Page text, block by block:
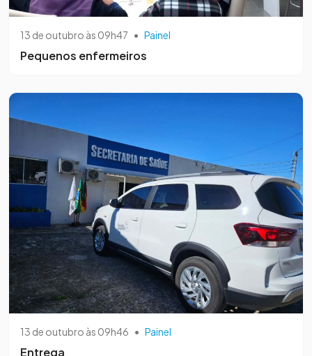
13 de outubro às 09h47 • Painel
Pequenos enfermeiros
13 de outubro às 09h46 • Painel
Entrega